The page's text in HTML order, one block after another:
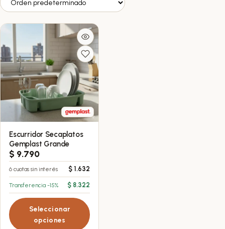
Escurridor Secaplatos
Gemplast Grande
$ 9.790
6 cuotas sin interés $ 1.632
Transferencia -15% $ 8.322
Seleccionar
opciones
Este
producto
tiene
múltiples
variantes.
Las
opciones
se